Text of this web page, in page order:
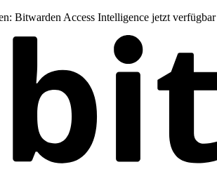
Bitwarden Access Intelligence jetzt verfügbar